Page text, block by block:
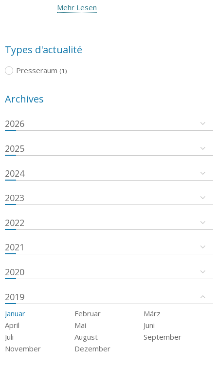
Mehr Lesen
Types d'actualité
Presseraum (1)
Archives
2026
2025
2024
2023
2022
2021
2020
2019
Januar Februar
März
April
Mai
Juni
Juli
August
September
November
Dezember